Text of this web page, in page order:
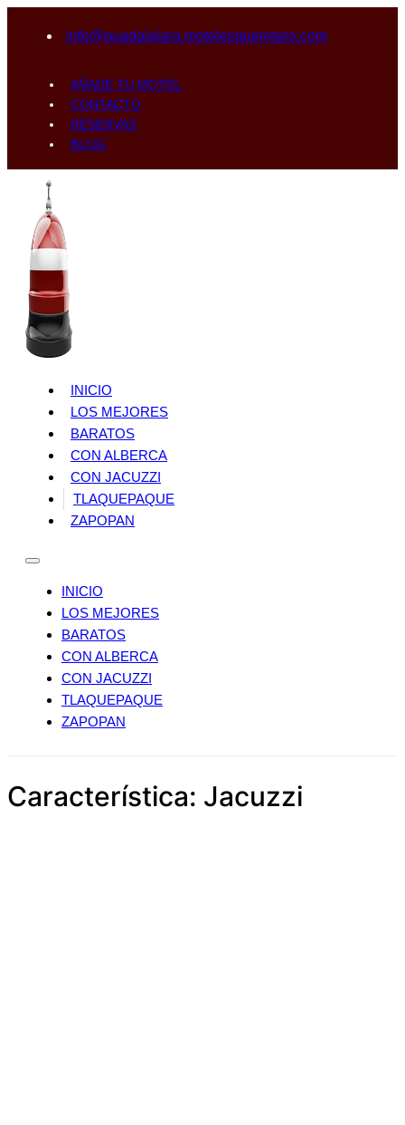
info@guadalajara.motelesqueretaro.com
AÑADE TU MOTEL
CONTACTO
RESERVAS
BLOG
INICIO
LOS MEJORES
BARATOS
CON ALBERCA
CON JACUZZI
TLAQUEPAQUE
ZAPOPAN
INICIO
LOS MEJORES
BARATOS
CON ALBERCA
CON JACUZZI
TLAQUEPAQUE
ZAPOPAN
Característica: Jacuzzi